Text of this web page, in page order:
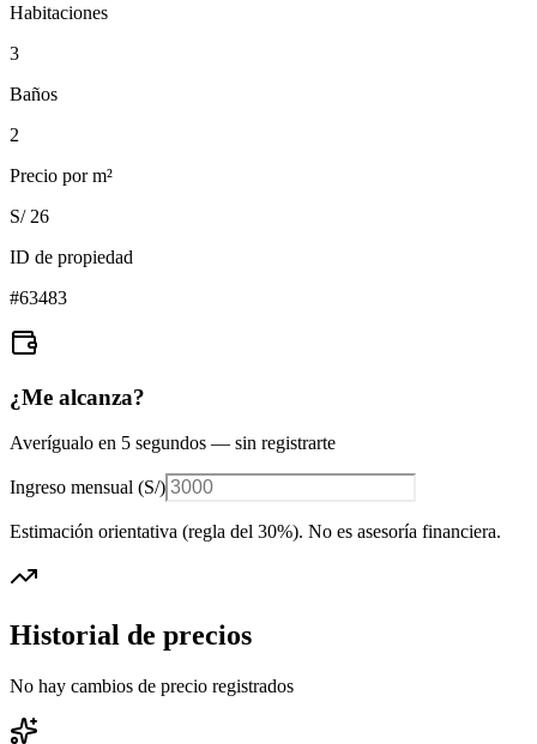
Habitaciones
3
Baños
2
Precio por m²
S/ 26
ID de propiedad
#63483
¿Me alcanza?
Averígualo en 5 segundos — sin registrarte
Ingreso mensual (S/)
Estimación orientativa (regla del 30%). No es asesoría financiera.
Historial de precios
No hay cambios de precio registrados